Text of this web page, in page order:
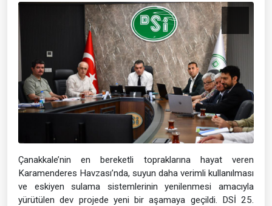
Çanakkale’nin en bereketli topraklarına hayat veren
Karamenderes Havzası’nda, suyun daha verimli kullanılması
ve eskiyen sulama sistemlerinin yenilenmesi amacıyla
yürütülen dev projede yeni bir aşamaya geçildi. DSİ 25.